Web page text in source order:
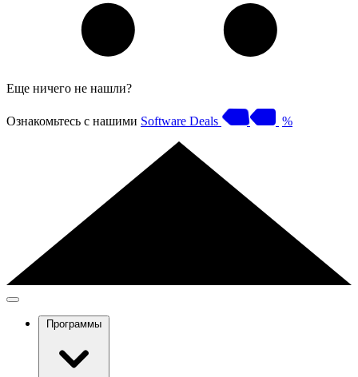
Еще ничего не нашли?
Ознакомьтесь с нашими Software Deals %
Программы